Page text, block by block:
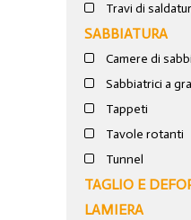
Travi di
SABBIATURA
Camere di
Sabbiatrici a
Tappeti
Tavole rotanti
Tunnel
TAGLIO E
LAMIERA